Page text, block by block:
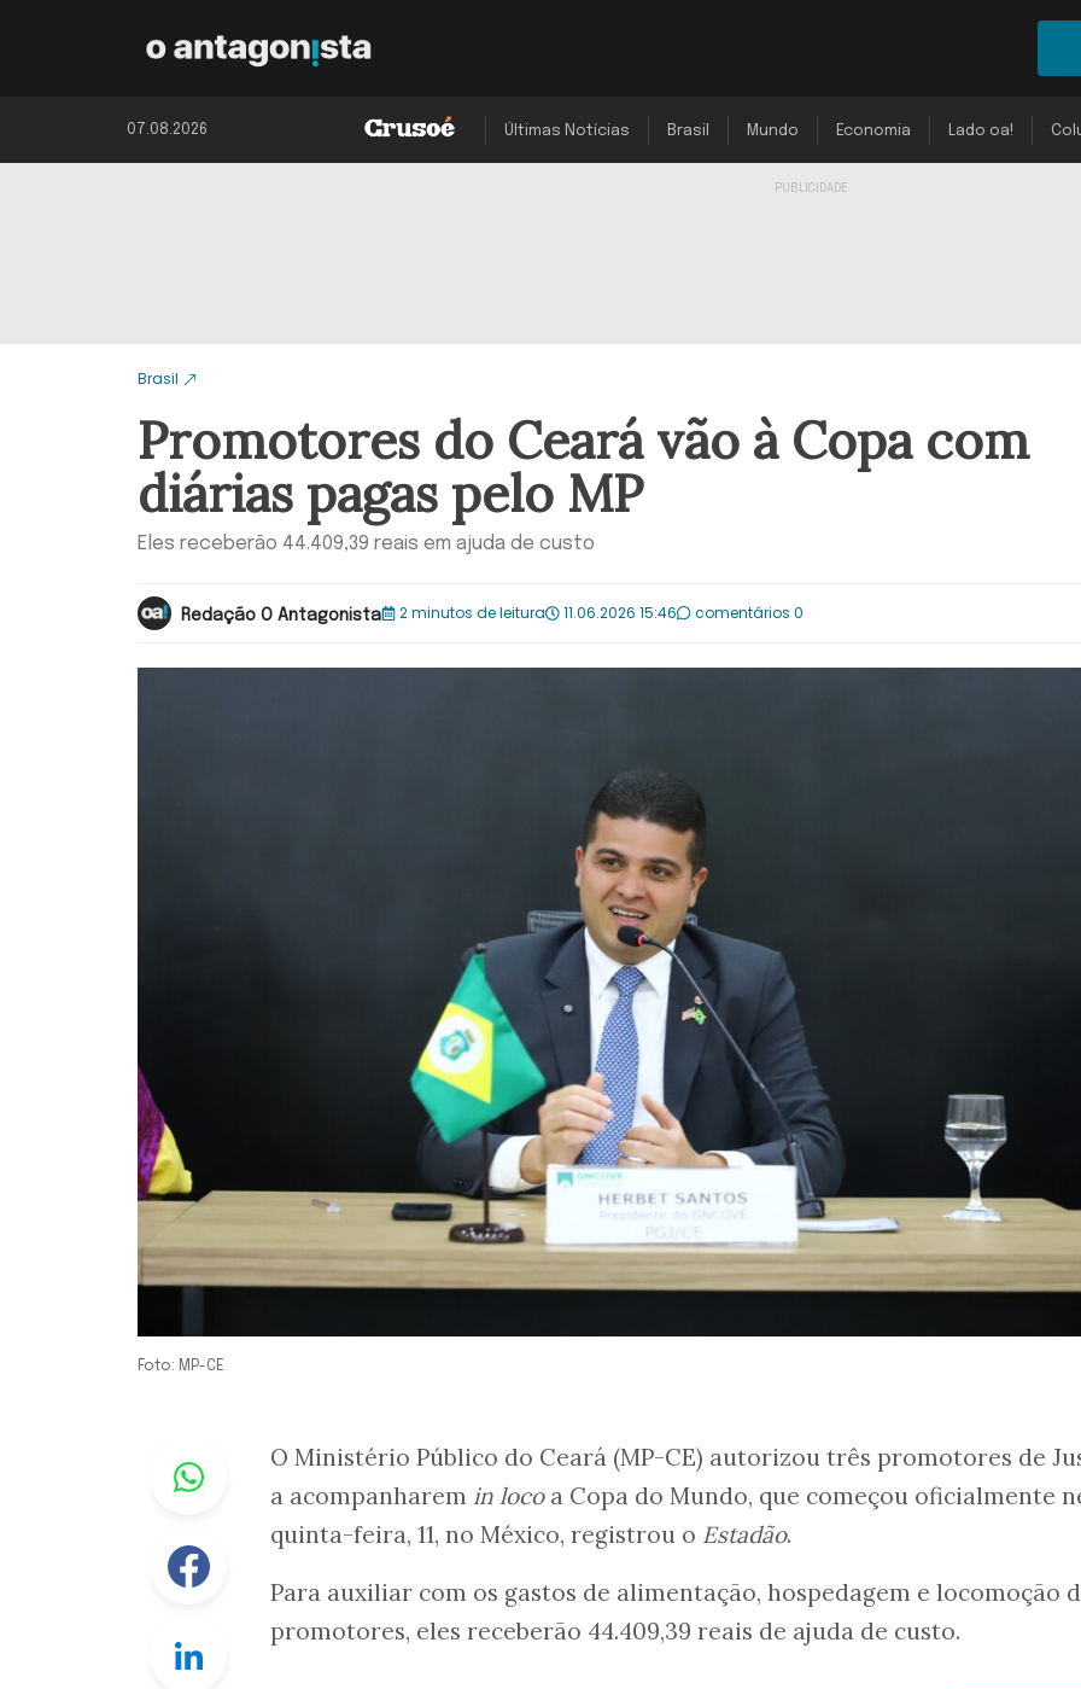
07.08.2026 Últimas Notícias Brasil Mundo Economia Lado oa!
Brasil
Promotores do Ceará vão à Copa com
diárias pagas pelo MP
Eles receberão 44.409,39 reais em ajuda de custo
Redação O Antagonista 2 minutos de leitura 11.06.2026 15:46 comentários 0
Foto: MP-CE
Whastapp
Facebook
Linkedin
O Ministério Público do Ceará (MP-CE) autorizou três promotores de
a acompanharem in locoa Copa do Mundo, que começou oficialmente
quinta-feira, 11, no México, registrou o Estadão.
Para auxiliar com os gastos de alimentação, hospedagem e locomoção
promotores, eles receberão 44.409,39 reais de ajuda de custo.